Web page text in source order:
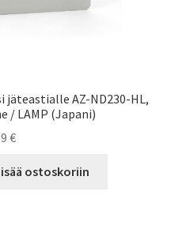
jäteastialle AZ-ND230-HL,
/ LAMP (Japani)
€
ostoskoriin